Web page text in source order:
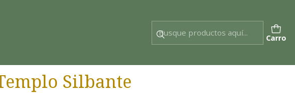
Carro
Silbante